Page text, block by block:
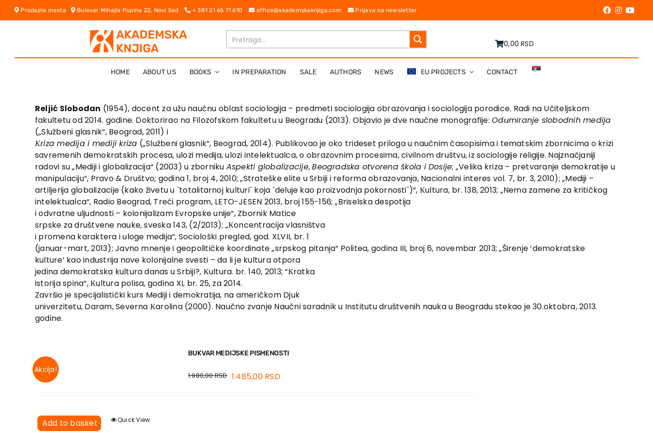
Skip
Prodajna mesta Bulevar Mihajla Pupina 22, Novi Sad + 381 21 65 71 610 office@akademskaknjiga.com Prijava na newsletter
0,00 RSD
HOME ABOUT US BOOKS IN PREPARATION SALE AUTHORS NEWS EU PROJECTS CONTACT
Reljić Slobodan (1954), docent za užu naučnu oblast sociologija – predmeti sociologija obrazovanja i sociologija porodice. Radi na Učiteljskom
fakultetu od 2014. godine. Doktorirao na Filozofskom fakultetu u Beogradu (2013). Objavio je dve naučne monografije:Odumiranje slobodnih medija
(„Službeni glasnik“, Beograd, 2011) i
Кriza medija i mediji kriza („Službeni glasnik“, Beograd, 2014). Publikovao je oko trideset priloga u naučnim časopisima i tematskim zbornicima o krizi
savremenih demokratskih procesa, ulozi medija, ulozi intelektualca, o obrazovnim procesima, civilnom društvu, iz sociologije religije. Najznačjaniji
radovi su „Mediji i globalizacija“ (2003) u zborniku Aspekti globalizacije,Beogradska otvorena škola i Dosije; „Velika kriza – pretvaranje demokratije u
manipulaciju“, Pravo & Društvo; godina 1, broj 4, 2010; „Strateške elite u Srbiji i reforma obrazovanja, Nacionalni interes vol. 7, br. 3, 2010); „Mediji –
artiljerija globalizacije (kako živetu u `totalitarnoj kulturi` koja `deluje kao proizvodnja pokornosti`)“, Кultura, br. 138, 2013; „Nema zamene za kritičkog
intelektualca“, Radio Beograd, Treći program, LETO-JESEN 2013, broj 155-156; „Briselska despotija
i odvratne uljudnosti – kolonijalizam Evropske unije“, Zbornik Matice
srpske za društvene nauke, sveska 143, (2/2013); „Кoncentracija vlasništva
i promena karaktera i uloge medija“, Sociološki pregled, god. XLVII, br. 1
(januar-mart, 2013); Javno mnenje i geopolitičke koordinate „srpskog pitanja“ Politea, godina III, broj 6, novembar 2013; „Širenje ‘demokratske
kulture’ kao industrija nove kolonijalne svesti – da li je kultura otpora
jedina demokratska kultura danas u Srbiji?, Кultura. br. 140, 2013; “Кratka
istorija spina“, Кultura polisa, godina XI, br. 25, za 2014.
Završio je specijalistički kurs Mediji i demokratija, na američkom Djuk
univerzitetu, Daram, Severna Кarolina (2000). Naučno zvanje Naučni saradnik u Institutu društvenih nauka u Beogradu stekao je 30.oktobra, 2013.
godine.
Akcija!
BUKVAR MEDIJSKE PISMENOSTI
1.980,00RSD 1.485,00 RSD
Add to basket Quick View